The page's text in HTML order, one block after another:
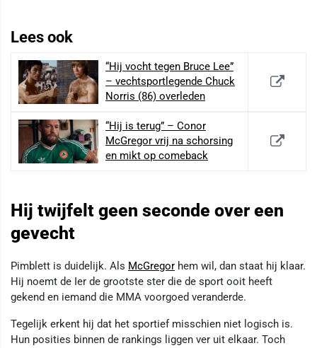
Lees ook
“Hij vocht tegen Bruce Lee”
– vechtsportlegende Chuck
Norris (86) overleden
“Hij is terug” – Conor
McGregor vrij na schorsing
en mikt op comeback
Hij twijfelt geen seconde over een
gevecht
Pimblett is duidelijk. Als McGregor hem wil, dan staat hij klaar.
Hij noemt de Ier de grootste ster die de sport ooit heeft
gekend en iemand die MMA voorgoed veranderde.
Tegelijk erkent hij dat het sportief misschien niet logisch is.
Hun posities binnen de rankings liggen ver uit elkaar. Toch